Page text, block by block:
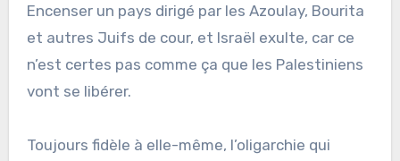
Encenser un pays dirigé par les Azoulay, Bourita
et autres Juifs de cour, et Israël exulte, car ce
n’est certes pas comme ça que les Palestiniens
vont se libérer.
Toujours fidèle à elle-même, l’oligarchie qui